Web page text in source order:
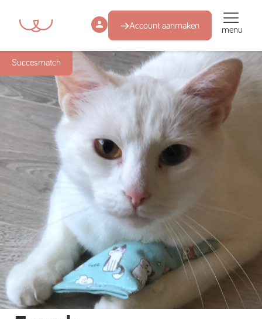
Account aanmaken menu
Succesmatch